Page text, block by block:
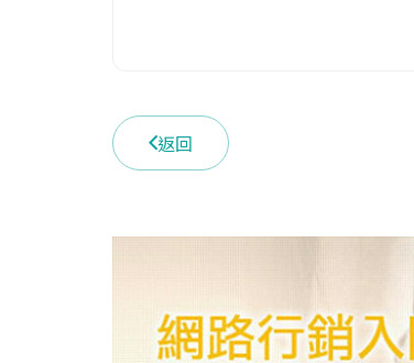
返回